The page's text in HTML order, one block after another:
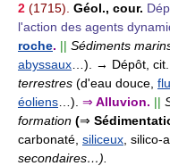
2 (1715). Géol., cour.
l'action des agents
roche. || Sédiments
abyssaux …). → Dépôt,
terrestres (d'eau douce,
éoliens …). ⇒ Alluvion. ||
formation (⇒
carbonaté, siliceux , silico-
secondaires…).